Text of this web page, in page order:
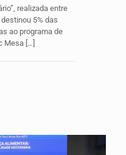
realizada entre
5% das
ao programa de
Mesa […]